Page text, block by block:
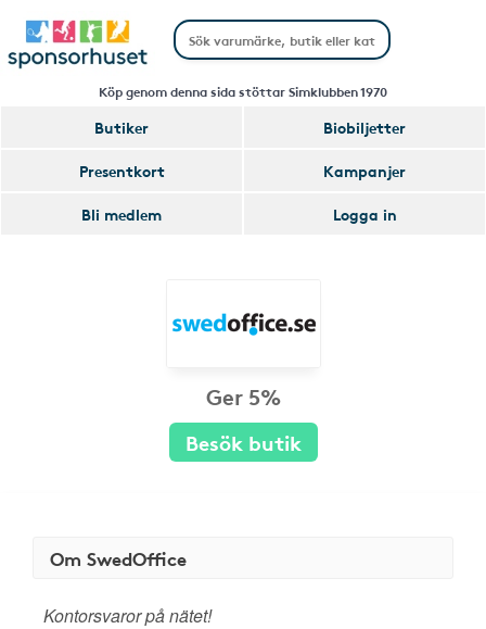
Köp genom denna sida stöttar Simklubben 1970
Butiker
Biobiljetter
Presentkort
Kampanjer
Bli medlem
Logga in
Ger 5%
Besök butik
Om SwedOffice
Kontorsvaror på nätet!